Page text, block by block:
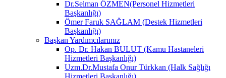
Dr.Selman ÖZMEN(Personel Hizmetleri
Başkanlığı)
Ömer Faruk SAĞLAM (Destek Hizmetleri
Başkanlığı)
Başkan Yardımcılarımız
Op. Dr. Hakan BULUT (Kamu Hastaneleri
Hizmetleri Başkanlığı)
Uzm.Dr.Mustafa Onur Türkkan (Halk Sağlığı
Hizmetleri Başkanlığı)